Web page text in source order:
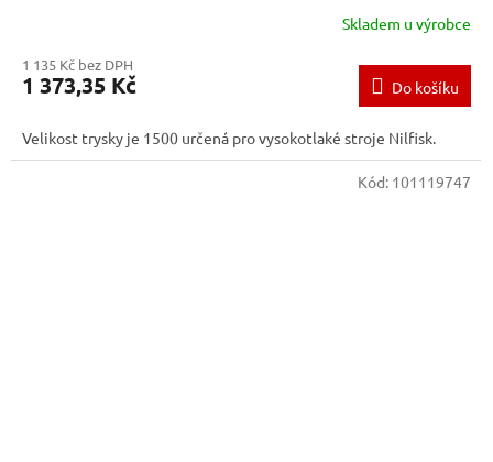
Skladem u výrobce
1 135 Kč bez DPH
1 373,35 Kč Do košíku
Velikost trysky je 1500 určená pro vysokotlaké stroje Nilfisk.
Kód: 101119747